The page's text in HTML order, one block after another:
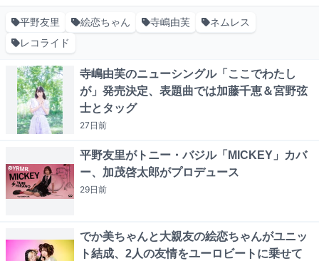
平野友里 絵恋ちゃん 寺嶋由芙
ネムレス
レコライド
寺嶋由芙のニューシングル「ここでわたし
が」発売決定、表題曲では加藤千恵＆宮野弦
士とタッグ
27日前
平野友里がトニー・バジル「MICKEY」カバ
ー、加茂啓太郎がプロデュース
29日前
でか美ちゃんと大親友の絵恋ちゃんがユニッ
ト結成、2人の友情をユーロビートに乗せて